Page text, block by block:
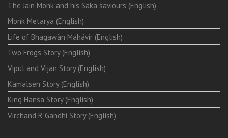
The Jain Monk and his Saka saviours (English)
Monk Metarya (English)
Life of Bhagawän Mahävir (English)
Two Frogs Story (English)
Vipul and Vijan Story (English)
Kamalsen Story (English)
King Hansa Story (English)
Virchand R Gandhi Story (English)